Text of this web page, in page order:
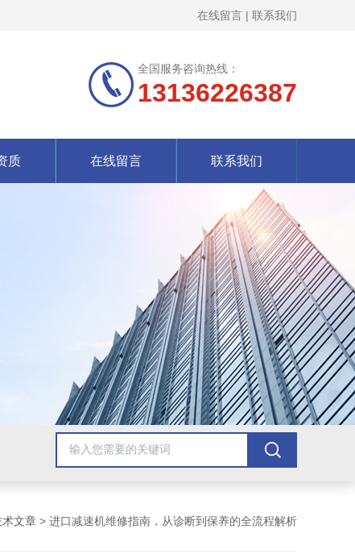
在线留言 | 联系我们
全国服务咨询热线：
13136226387
质 在线留言 联系我们
术文章 > 进口减速机维修指南，从诊断到保养的全流程解析